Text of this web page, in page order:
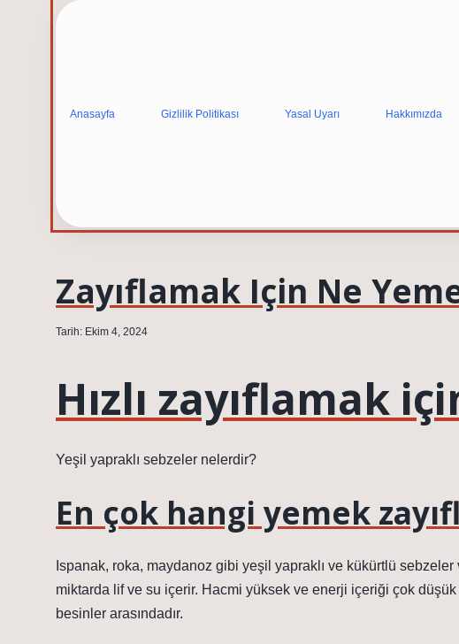
Anasayfa Gizlilik Politikası Yasal Uyarı Hakkımızda
Zayıflamak Için Ne
Tarih: Ekim 4, 2024
Hızlı zayıflamak
Yeşil yapraklı sebzeler nelerdir?
En çok hangi yemek
Ispanak, roka, maydanoz gibi yeşil yapraklı ve kükürtlü
miktarda lif ve su içerir. Hacmi yüksek ve enerji içeriği çok
besinler arasındadır.